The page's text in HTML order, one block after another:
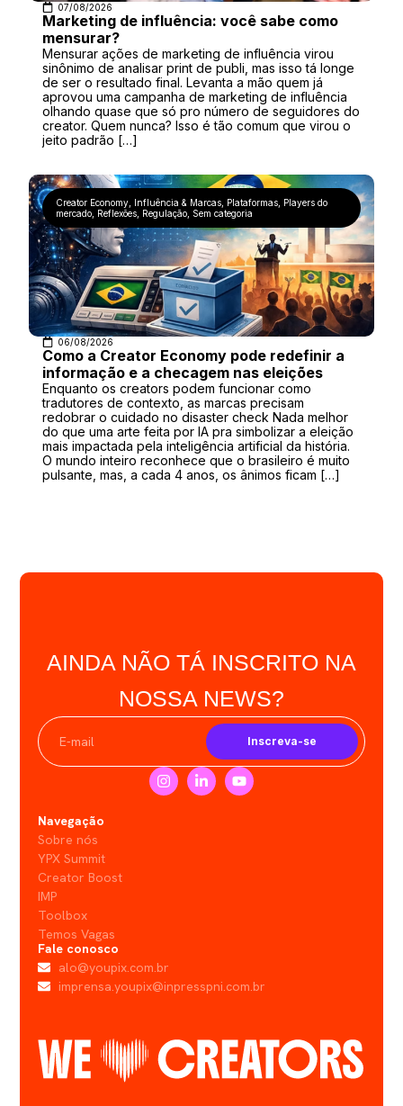
07/08/2026
Marketing de influência: você sabe como
mensurar?
Mensurar ações de marketing de influência virou
sinônimo de analisar print de publi, mas isso tá longe
de ser o resultado final. Levanta a mão quem já
aprovou uma campanha de marketing de influência
olhando quase que só pro número de seguidores do
creator. Quem nunca? Isso é tão comum que virou o
jeito padrão […]
Creator Economy Influência & Marcas Plataformas Players do
mercado Reflexões Regulação Sem categoria
06/08/2026
Como a Creator Economy pode redefinir a
informação e a checagem nas eleições
Enquanto os creators podem funcionar como
tradutores de contexto, as marcas precisam
redobrar o cuidado no disaster check Nada melhor
do que uma arte feita por IA pra simbolizar a eleição
mais impactada pela inteligência artificial da história.
O mundo inteiro reconhece que o brasileiro é muito
pulsante, mas, a cada 4 anos, os ânimos ficam […]
AINDA NÃO TÁ INSCRITO NA
NOSSA NEWS?
Inscreva-se
Navegação
Sobre nós
YPX Summit
Creator Boost
IMP
Toolbox
Temos Vagas
Fale conosco
alo@youpix.com.br
imprensa.youpix@inpresspni.com.br